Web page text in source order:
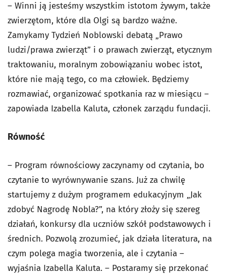
– Winni ją jesteśmy wszystkim istotom żywym, także
zwierzętom, które dla Olgi są bardzo ważne.
Zamykamy Tydzień Noblowski debatą „Prawo
ludzi/prawa zwierząt” i o prawach zwierząt, etycznym
traktowaniu, moralnym zobowiązaniu wobec istot,
które nie mają tego, co ma człowiek. Będziemy
rozmawiać, organizować spotkania raz w miesiącu –
zapowiada Izabella Kaluta, członek zarządu fundacji.
Równość
– Program równościowy zaczynamy od czytania, bo
czytanie to wyrównywanie szans. Już za chwilę
startujemy z dużym programem edukacyjnym „Jak
zdobyć Nagrodę Nobla?”, na który złoży się szereg
działań, konkursy dla uczniów szkół podstawowych i
średnich. Pozwolą zrozumieć, jak działa literatura, na
czym polega magia tworzenia, ale i czytania –
wyjaśnia Izabella Kaluta. – Postaramy się przekonać